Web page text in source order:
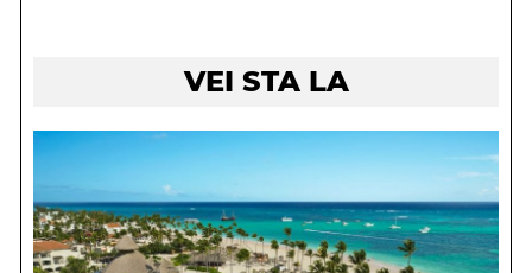
VEI STA LA